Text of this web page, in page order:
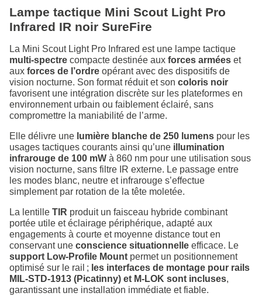
Lampe tactique Mini Scout Light Pro
Infrared IR noir SureFire
La Mini Scout Light Pro Infrared est une lampe tactique
multi-spectre compacte destinée aux forces armées et
aux forces de l’ordre opérant avec des dispositifs de
vision nocturne. Son format réduit et son coloris noir
favorisent une intégration discrète sur les plateformes en
environnement urbain ou faiblement éclairé, sans
compromettre la maniabilité de l’arme.
Elle délivre une lumière blanche de 250 lumens pour les
usages tactiques courants ainsi qu’une illumination
infrarouge de 100 mW à 860 nm pour une utilisation sous
vision nocturne, sans filtre IR externe. Le passage entre
les modes blanc, neutre et infrarouge s’effectue
simplement par rotation de la tête moletée.
La lentille TIR produit un faisceau hybride combinant
portée utile et éclairage périphérique, adapté aux
engagements à courte et moyenne distance tout en
conservant une conscience situationnelle efficace. Le
support Low‑Profile Mount permet un positionnement
optimisé sur le rail ; les interfaces de montage pour rails
MIL‑STD‑1913 (Picatinny) et M‑LOK sont incluses,
garantissant une installation immédiate et fiable.